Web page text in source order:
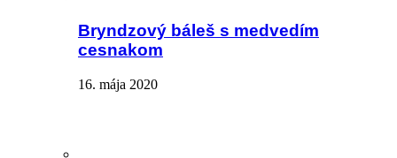
Bryndzový báleš s medvedím
cesnakom
16. mája 2020